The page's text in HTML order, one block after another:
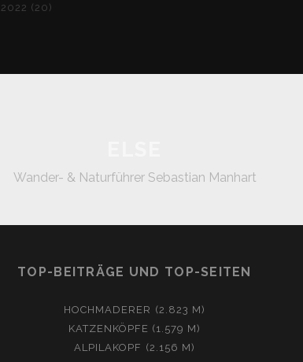
2022 (20)
Wander- & Naturführer Sebastian Manhart
TOP-BEITRÄGE UND TOP-SEITEN
HOCHMADERER (2.823 M)
KATZENKÖPFE (1.579 M)
ALPILAKOPF (2.156 M)